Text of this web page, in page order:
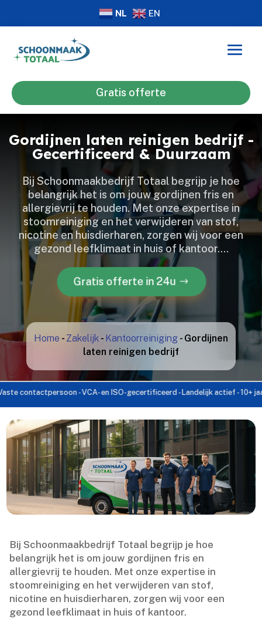
NL EN
Gratis offerte
Gordijnen laten reinigen bedrijf -
Gecertificeerd & Duurzaam
Bij Schoonmaakbedrijf Totaal begrijp je hoe
belangrijk het is om jouw gordijnen fris en
allergievrij te houden.​ Met onze expertise in
stoomreiniging en het verwijderen van stof,
nicotine en huisdierharen, zorgen wij voor een
gezond leefklimaat in huis of kantoor.​…
Gratis offerte in 24u
Home - Zakelijk- Kantoorreiniging- Gordijnen
laten reinigen bedrijf
- VCA- en ISO-gecertificeerd - Landelijk actief - 10+ jaar
Bij Schoonmaakbedrijf Totaal begrijp je hoe
belangrijk het is om jouw gordijnen fris en
allergievrij te houden.​ Met onze expertise in
stoomreiniging en het verwijderen van stof,
nicotine en huisdierharen, zorgen wij voor een
gezond leefklimaat in huis of kantoor.​